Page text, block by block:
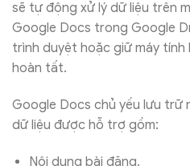
sẽ tự động xử lý dữ liệu trên
Google Docs trong Google
trình duyệt hoặc giữ máy
hoàn tất.
Google Docs chủ yếu lưu trữ
dữ liệu được hỗ trợ gồm:
Nội dung bài đăng.